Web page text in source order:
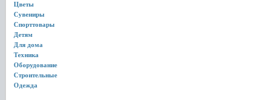
Цветы
Сувениры
Спорттовары
Детям
Для дома
Техника
Оборудование
Строительные
Одежда